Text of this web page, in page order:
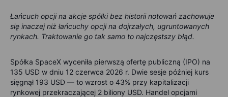
Łańcuch opcji na akcje spółki bez historii notowań zachowuje
się inaczej niż łańcuchy opcji na dojrzałych, ugruntowanych
rynkach. Traktowanie go tak samo to najczęstszy błąd.
Spółka SpaceX wyceniła pierwszą ofertę publiczną (IPO) na
135 USD w dniu 12 czerwca 2026 r. Dwie sesje później kurs
sięgnął 193 USD — to wzrost o 43% przy kapitalizacji
rynkowej przekraczającej 2 biliony USD. Handel opcjami